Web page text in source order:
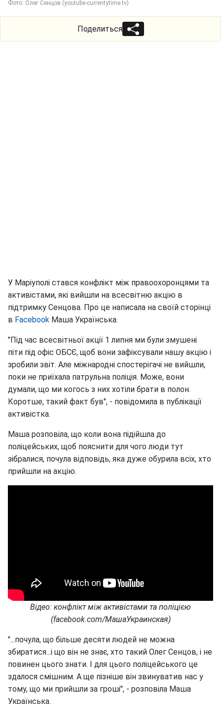
Фото: Олег Сенцов (youtube-currentytime.tv)
Поделиться
У Маріуполі стався конфлікт між правоохоронцями та
активістами, які вийшли на всесвітню акцію в
підтримку Сенцова. Про це написала на своїй сторінці
в Facebook Маша Українська.
"Під час всесвітньої акції 1 липня ми були змушені
піти під офіс ОБСЄ, щоб вони зафіксували нашу акцію і
зробили звіт. Але міжнародні спостерігачі не вийшли,
поки не приїхала патрульна поліція. Може, вони
думали, що ми когось з них хотіли брати в полон.
Коротше, такий факт був", - повідомила в публікації
активістка.
Маша розповіла, що коли вона підійшла до
поліцейських, щоб пояснити для чого люди тут
зібралися, почула відповідь, яка дуже обурила всіх, хто
прийшли на акцію.
Відео: конфлікт між активістами та поліцією
(facebook.com/МашаУкраинская)
"...почула, що більше десяти людей не можна
збиратися...і що він не знає, хто такий Олег Сенцов, і не
повинен цього знати. І для цього поліцейського це
здалося смішним. А ще пізніше він звинуватив нас у
тому, що ми прийшли за гроші", - розповіла Маша
Українська.